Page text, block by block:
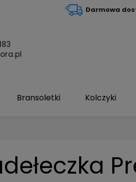
Darmowa
Bransoletki Kolczyki